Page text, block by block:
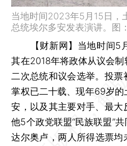
当地时间2023年5月15日，
总统埃尔多安发表演讲。图
【财新网】 当地时间5
其在2018年将政体从议会
二次总统和议会选举。投
掌权已二十载、现年69岁
安，以及其主要对手、最
他5个政党联盟“民族联盟”
达尔奥卢，两人所得选票